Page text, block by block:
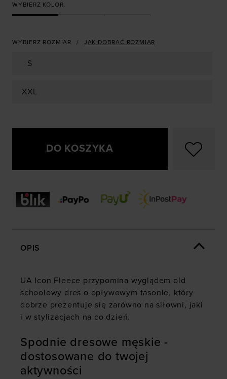
WYBIERZ KOLOR:
WYBIERZ ROZMIAR JAK DOBRAĆ ROZMIAR
S
XXL
DO KOSZYKA
OPIS
UA Icon Fleece przypomina wyglądem old
schoolowy dres o opływowym fasonie, który
dobrze prezentuje się zarówno na siłowni, jaki
i w stylizacjach na co dzień.
Spodnie dresowe męskie -
dostosowane do twojej
aktywności